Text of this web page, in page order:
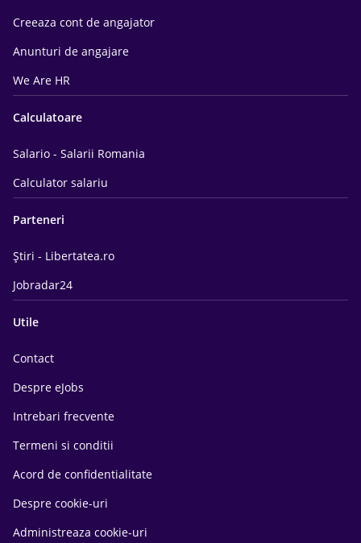
Creeaza cont de angajator
Anunturi de angajare
We Are HR
Calculatoare
Salario - Salarii Romania
Calculator salariu
Parteneri
Știri - Libertatea.ro
Jobradar24
Utile
Contact
Despre eJobs
Intrebari frecvente
Termeni si conditii
Acord de confidentialitate
Despre cookie-uri
Administreaza cookie-uri